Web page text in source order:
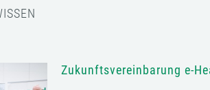
Zukunftsvereinbarung e-